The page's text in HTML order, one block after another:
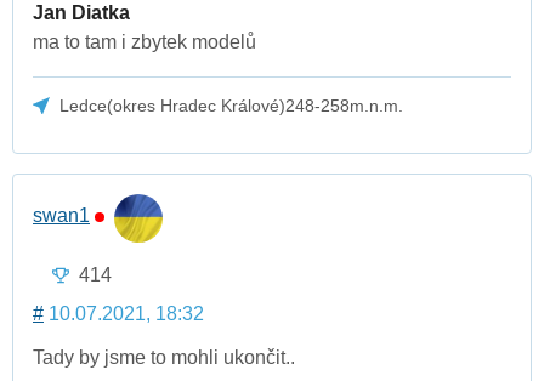
Jan Diatka
ma to tam i zbytek modelů
Ledce(okres Hradec Králové)248-258m.n.m.
swan1
414
# 10.07.2021, 18:32
Tady by jsme to mohli ukončit..